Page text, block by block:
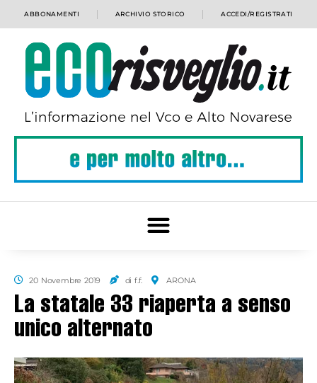
ABBONAMENTI ARCHIVIO STORICO ACCEDI/REGISTRATI
20 Novembre 2019 di f.f. ARONA
La statale 33 riaperta a senso
unico alternato